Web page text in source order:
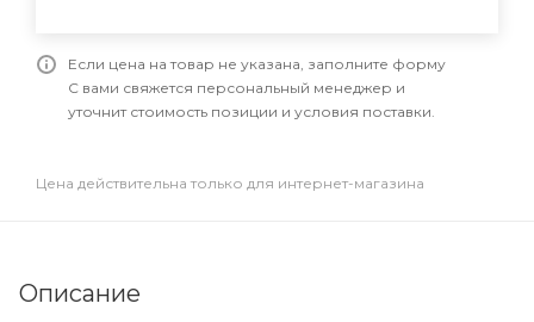
Если цена на товар не указана, заполните форму
С вами свяжется персональный менеджер и
уточнит стоимость позиции и условия поставки.
Цена действительна только для интернет-магазина
Описание